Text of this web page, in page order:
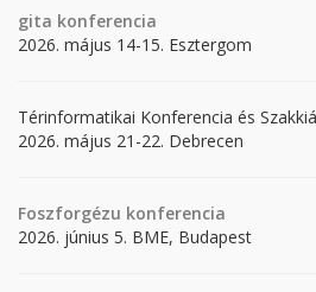
gita konferencia
2026. május 14-15. Esztergom
Térinformatikai Konferencia és
2026. május 21-22. Debrecen
Foszforgézu konferencia
2026. június 5. BME, Budapest